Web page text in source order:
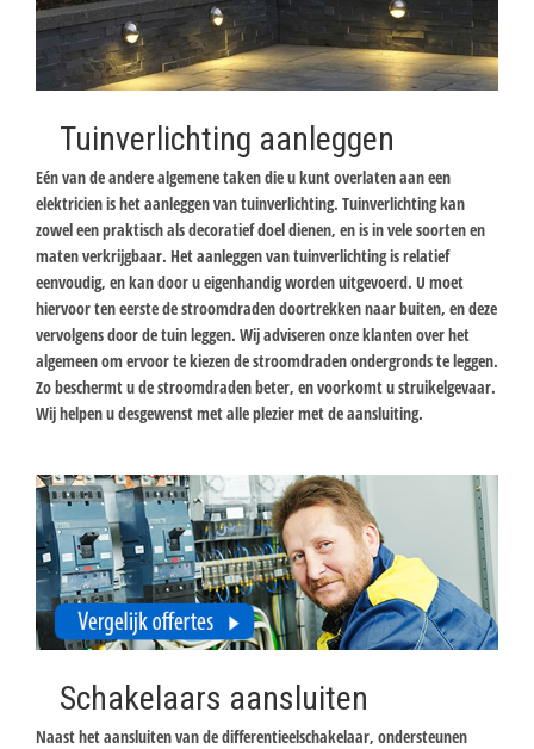
Tuinverlichting aanleggen
Eén van de andere algemene taken die u kunt overlaten aan een
elektricien is het aanleggen van tuinverlichting. Tuinverlichting kan
zowel een praktisch als decoratief doel dienen, en is in vele soorten en
maten verkrijgbaar. Het aanleggen van tuinverlichting is relatief
eenvoudig, en kan door u eigenhandig worden uitgevoerd. U moet
hiervoor ten eerste de stroomdraden doortrekken naar buiten, en deze
vervolgens door de tuin leggen. Wij adviseren onze klanten over het
algemeen om ervoor te kiezen de stroomdraden ondergronds te leggen.
Zo beschermt u de stroomdraden beter, en voorkomt u struikelgevaar.
Wij helpen u desgewenst met alle plezier met de aansluiting.
Schakelaars aansluiten
Naast het aansluiten van de differentieelschakelaar, ondersteunen